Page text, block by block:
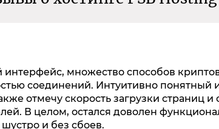
множество способов
соединений. Интуитивно понятный
отмечу скорость загрузки страниц и
В целом, остался доволен
и без сбоев.